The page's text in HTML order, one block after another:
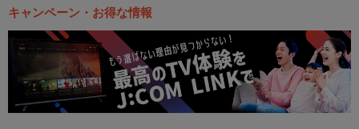
キャンペーン・お得な情報